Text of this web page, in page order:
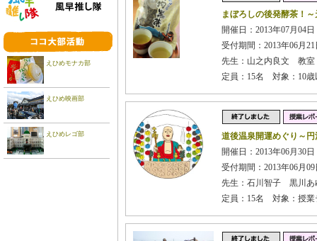
えひめモナカ部
えひめ映画部
えひめレゴ部
まぼろしの後発酵茶！
開催日：2013年07月04
受付期間：2013年06月
先生：山之内良文 教室
定員：15名 対象：10歳
道後温泉開運めぐり～円
開催日：2013年06月30
受付期間：2013年06月
先生：石川智子 黒川
定員：15名 対象：授業